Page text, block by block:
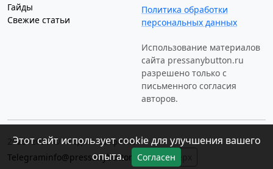
Гайды
Свежие статьи
Политика обработки
персональных данных
Использование материалов
сайта pressanybutton.ru
разрешено только c
письменного согласия
авторов.
2023–2026 © «Код на салфетке»
Telegraminfo@pressanybutton.ru ↑ Наверх
Этот сайт использует cookie для улучшения вашего
опыта.
Согласен